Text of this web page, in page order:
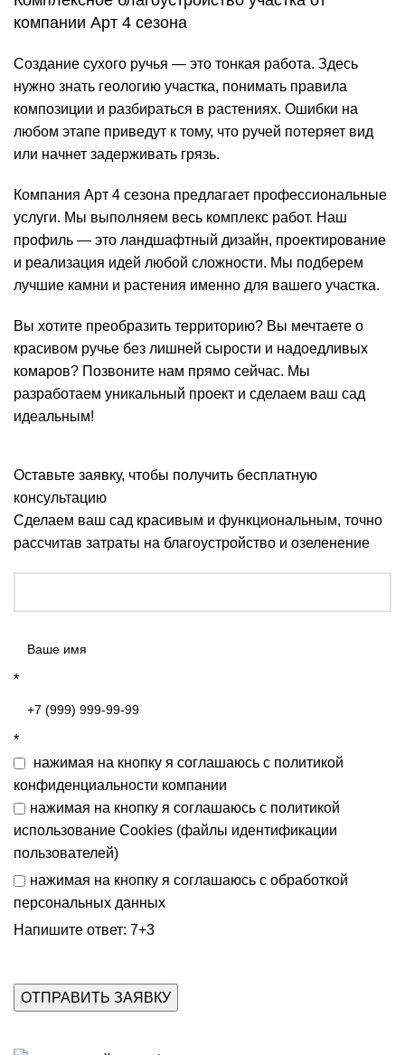
компании Арт 4 сезона
Создание сухого ручья — это тонкая работа. Здесь
нужно знать геологию участка, понимать правила
композиции и разбираться в растениях. Ошибки на
любом этапе приведут к тому, что ручей потеряет вид
или начнет задерживать грязь.
Компания Арт 4 сезона предлагает профессиональные
услуги. Мы выполняем весь комплекс работ. Наш
профиль — это ландшафтный дизайн, проектирование
и реализация идей любой сложности. Мы подберем
лучшие камни и растения именно для вашего участка.
Вы хотите преобразить территорию? Вы мечтаете о
красивом ручье без лишней сырости и надоедливых
комаров? Позвоните нам прямо сейчас. Мы
разработаем уникальный проект и сделаем ваш сад
идеальным!
Оставьте заявку, чтобы получить бесплатную
консультацию
Сделаем ваш сад красивым и функциональным, точно
рассчитав затраты на благоустройство и озеленение
*
*
нажимая на кнопку я соглашаюсь с политикой
конфиденциальности компании
нажимая на кнопку я соглашаюсь с политикой
использование Cookies (файлы идентификации
пользователей)
нажимая на кнопку я соглашаюсь с обработкой
персональных данных
Напишите ответ: 7+3